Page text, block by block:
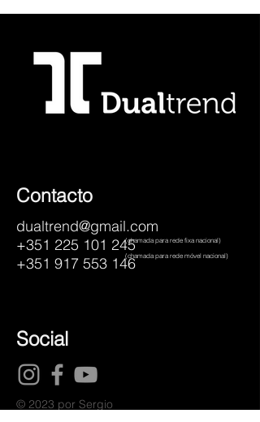
Contacto
dualtrend@gmail.com
+351 225 101 245
+351 917 553 146
(chamada para rede fixa nacional)
(chamada para rede móvel nacional)
Social
© 2023 por Sergio